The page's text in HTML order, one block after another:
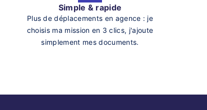
Simple & rapide
Plus de déplacements en agence : je
choisis ma mission en 3 clics, j'ajoute
simplement mes documents.